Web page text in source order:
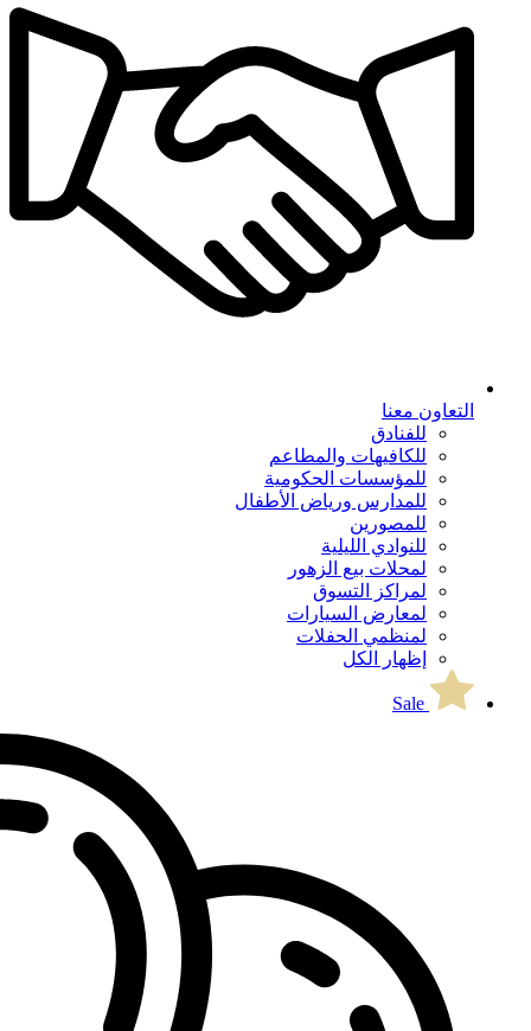
التعاون معنا
للفنادق
للكافيهات والمطاعم
للمؤسسات الحكومية
للمدارس ورياض الأطفال
للمصورين
للنوادي الليلية
لمحلات بيع الزهور
لمراكز التسوق
لمعارض السيارات
لمنظمي الحفلات
إظهار الكل